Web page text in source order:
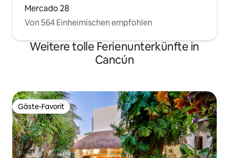
Mercado 28
Von 564 Einheimischen empfohlen
Weitere tolle Ferienunterkünfte in
Cancún
Gäste-Favorit
Gäste-Favorit